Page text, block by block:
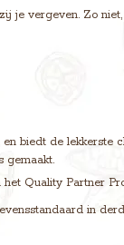
je vergeven. Zo
biedt de lekkerste
gemaakt.
Quality Partner
in